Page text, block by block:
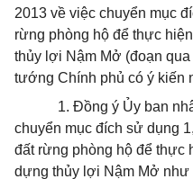
2013 về việc chuyển mục
rừng phòng hộ để thực
thủy lợi Nậm Mở (đoạn
tướng Chính phủ có ý kiến
1. Đồng ý Ủy ban
chuyển mục đích sử dụng
đất rừng phòng hộ để thực
dựng thủy lợi Nậm Mở như